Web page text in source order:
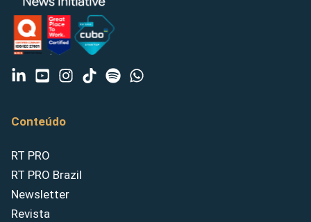
Conteúdo
RT PRO
RT PRO Brazil
Newsletter
Revista